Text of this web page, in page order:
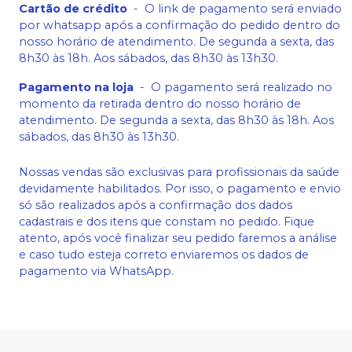
Cartão de crédito - O link de pagamento será enviado
por whatsapp após a confirmação do pedido dentro do
nosso horário de atendimento. De segunda a sexta, das
8h30 às 18h. Aos sábados, das 8h30 às 13h30.
Pagamento na loja - O pagamento será realizado no
momento da retirada dentro do nosso horário de
atendimento. De segunda a sexta, das 8h30 às 18h. Aos
sábados, das 8h30 às 13h30.
Nossas vendas são exclusivas para profissionais da saúde
devidamente habilitados. Por isso, o pagamento e envio
só são realizados após a confirmação dos dados
cadastrais e dos itens que constam no pedido. Fique
atento, após você finalizar seu pedido faremos a análise
e caso tudo esteja correto enviaremos os dados de
pagamento via WhatsApp.